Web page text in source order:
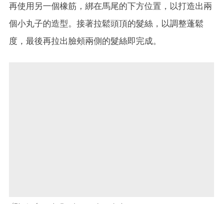
再使用另一個橡筋，綁在馬尾的下方位置，以打造出兩
個小丸子的造型。接著拉鬆頭頂的髮絲，以調整蓬鬆
度，最後再拉出臉頰兩側的髮絲即完成。